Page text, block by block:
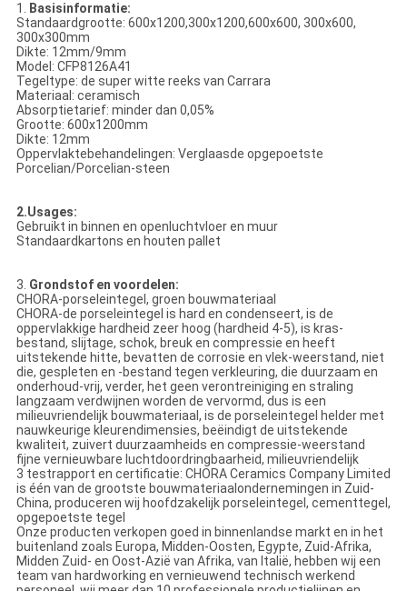
1. Basisinformatie:
Standaardgrootte: 600x1200,300x1200,600x600, 300x600,
300x300mm
Dikte: 12mm/9mm
Model: CFP8126A41
Tegeltype: de super witte reeks van Carrara
Materiaal: ceramisch
Absorptietarief: minder dan 0,05%
Grootte: 600x1200mm
Dikte: 12mm
Oppervlaktebehandelingen: Verglaasde opgepoetste
Porcelian/Porcelian-steen
2.Usages:
Gebruikt in binnen en openluchtvloer en muur
Standaardkartons en houten pallet
3. Grondstof en voordelen:
CHORA-porseleintegel, groen bouwmateriaal
CHORA-de porseleintegel is hard en condenseert, is de
oppervlakkige hardheid zeer hoog (hardheid 4-5), is kras-
bestand, slijtage, schok, breuk en compressie en heeft
uitstekende hitte, bevatten de corrosie en vlek-weerstand, niet
die, gespleten en -bestand tegen verkleuring, die duurzaam en
onderhoud-vrij, verder, het geen verontreiniging en straling
langzaam verdwijnen worden de vervormd, dus is een
milieuvriendelijk bouwmateriaal, is de porseleintegel helder met
nauwkeurige kleurendimensies, beëindigt de uitstekende
kwaliteit, zuivert duurzaamheids en compressie-weerstand
fijne vernieuwbare luchtdoordringbaarheid, milieuvriendelijk
3 testrapport en certificatie: CHORA Ceramics Company Limited
is één van de grootste bouwmateriaalondernemingen in Zuid-
China, produceren wij hoofdzakelijk porseleintegel, cementtegel,
opgepoetste tegel
Onze producten verkopen goed in binnenlandse markt en in het
buitenland zoals Europa, Midden-Oosten, Egypte, Zuid-Afrika,
Midden Zuid- en Oost-Azië van Afrika, van Italië, hebben wij een
team van hardworking en vernieuwend technisch werkend